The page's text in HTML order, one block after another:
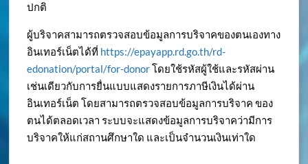
ปกติ
ผู้บริจาคสามารถตรวจสอบข้อมูลการบริจาคของตนเองทาง
อินเทอร์เน็ตได้ที่ https://epayapp.rd.go.th/rd-
edonation/portal/for-donorโดยใช้รหัสผู้ใช้และรหัสผ่าน
เช่นเดียวกับการยื่นแบบแสดงรายการภาษีเงินได้ผ่าน
อินเทอร์เน็ต โดยสามารถตรวจสอบข้อมูลการบริจาค ของ
ตนได้ตลอดเวลา ระบบจะแสดงข้อมูลการบริจาคว่ามีการ
บริจาคให้แก่สถานศึกษาใด และเป็นจำนวนเงินเท่าใด